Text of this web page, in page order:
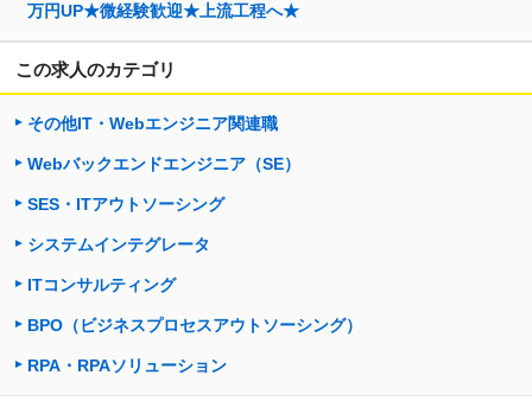
万円UP★微経験歓迎★上流工程へ★
この求人のカテゴリ
その他IT・Webエンジニア関連職
Webバックエンドエンジニア（SE）
SES・ITアウトソーシング
システムインテグレータ
ITコンサルティング
BPO（ビジネスプロセスアウトソーシング）
RPA・RPAソリューション